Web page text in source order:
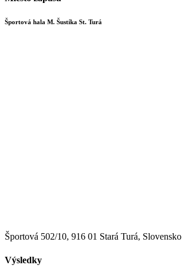
Športová hala M. Šustíka St. Turá
Športová 502/10, 916 01 Stará Turá, Slovensko
Výsledky